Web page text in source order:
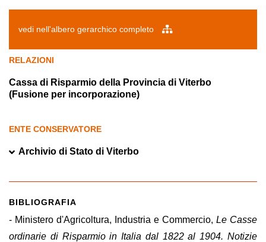
vedi nell'albero gerarchico completo
RELAZIONI
Cassa di Risparmio della Provincia di Viterbo
(Fusione per incorporazione)
ENTE CONSERVATORE
Archivio di Stato di Viterbo
BIBLIOGRAFIA
- Ministero d'Agricoltura, Industria e Commercio, Le Casse
ordinarie di Risparmio in Italia dal 1822 al 1904. Notizie